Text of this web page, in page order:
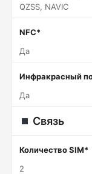
QZSS, NAVIC
NFC*
Да
Инфракрасный
Да
Связь
Количество SIM*
2